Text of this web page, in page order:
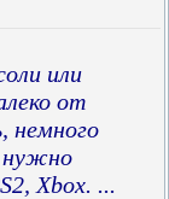
или
от
немного
нужно
Xbox. ...